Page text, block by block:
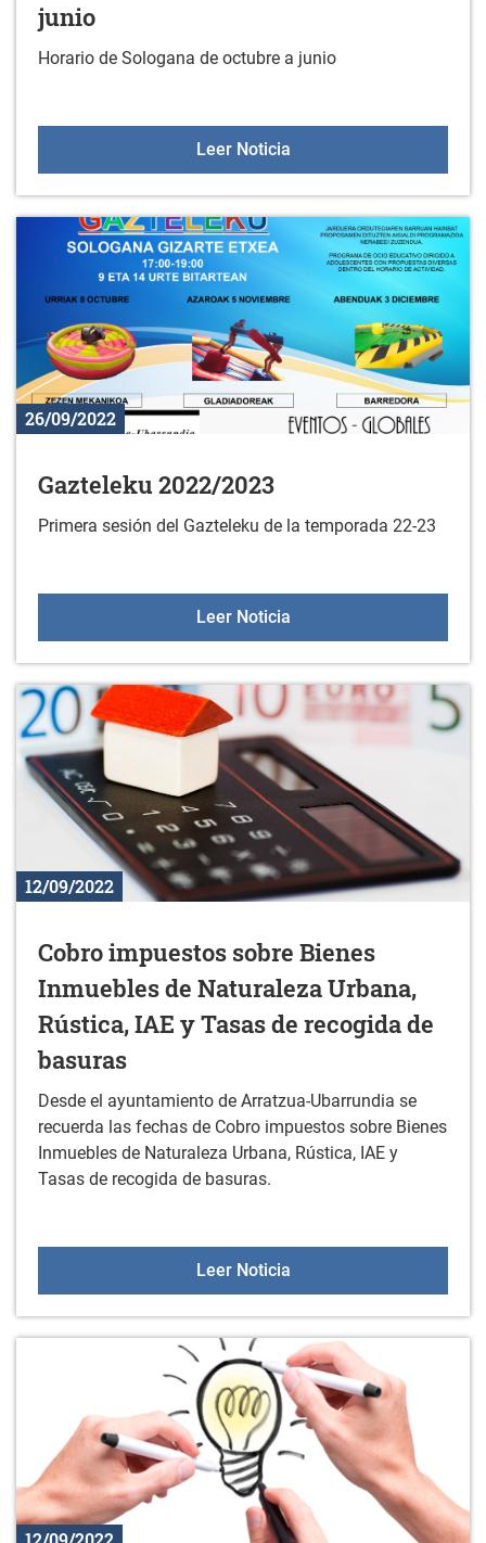
junio
Horario de Sologana de octubre a junio
Leer NoticiaHorario de Sologana de
26/09/2022
Gazteleku 2022/2023
Primera sesión del Gazteleku de la temporada 22-23
Leer NoticiaGazteleku 2022/2023
12/09/2022
Cobro impuestos sobre Bienes
Inmuebles de Naturaleza Urbana,
Rústica, IAE y Tasas de recogida de
basuras
Desde el ayuntamiento de Arratzua-Ubarrundia se
recuerda las fechas de Cobro impuestos sobre Bienes
Inmuebles de Naturaleza Urbana, Rústica, IAE y
Tasas de recogida de basuras.
Leer NoticiaCobro impuestos sobre